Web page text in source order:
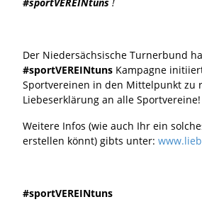
Der Niedersächsische Turnerbund
#sportVEREINtuns Kampagne
Sportvereinen in den Mittelpunkt zu
Liebeserklärung an alle Sportvereine!
Weitere Infos (wie auch Ihr ein
erstellen könnt) gibts unter:
#sportVEREINtuns